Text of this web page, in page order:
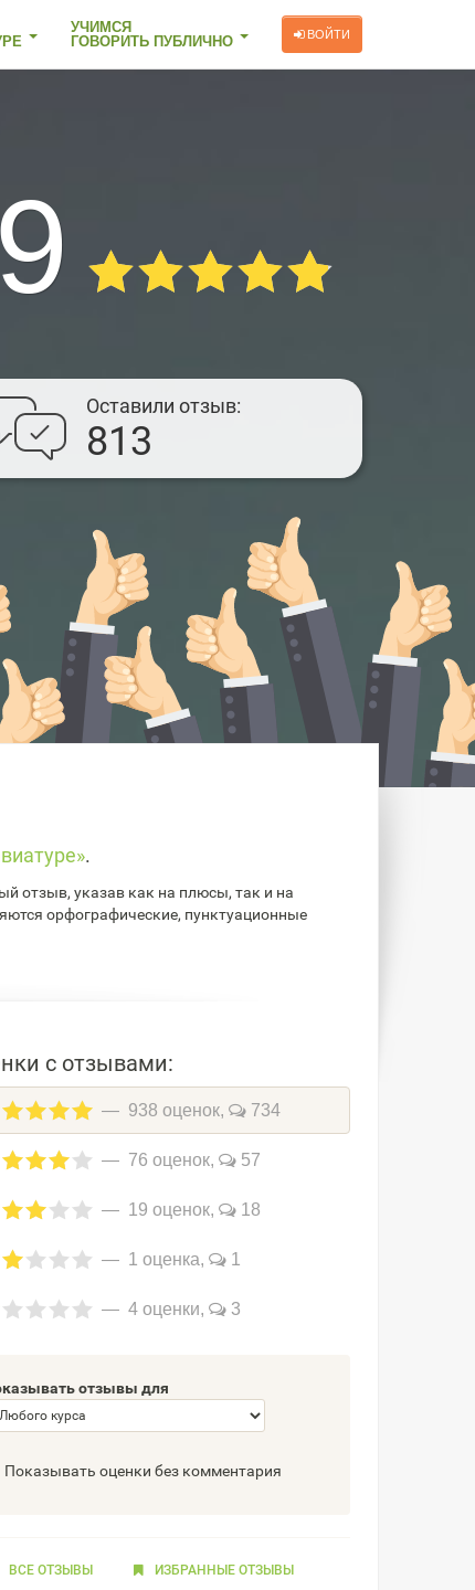
УЧИМСЯ
ГОВОРИТЬ ПУБЛИЧНО
ВОЙТИ
Оставили отзыв
813
.
отзыв, указав как на плюсы, так и на
орфографические, пунктуационные
с отзывами:
938 оценок, 734
76 оценок, 57
19 оценок, 18
1 оценка, 1
4 оценки, 3
отзывы для
Показывать оценки без комментария
ВСЕ ОТЗЫВЫ ИЗБРАННЫЕОТЗЫВЫ